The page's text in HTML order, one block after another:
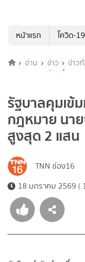
หน้าแรก
โควิด-19
อ่าน ข่าว ข่าว
กฎหมาย นายจ้างเสี่ยงคุก
รัฐบาลคุมเข้
กฎหมาย นา
สูงสุด 2 แสน
TNN ช่อง16
18 มกราคม 2569 (